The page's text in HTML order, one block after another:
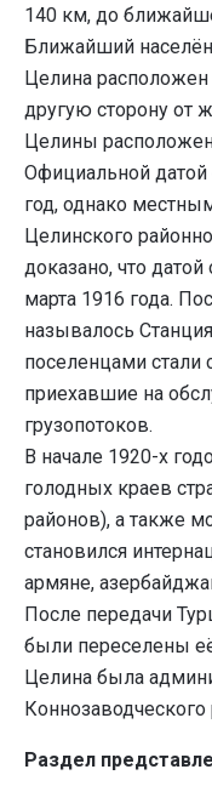
140 км, до
Ближайший
Целина
другую сторону от
Целины
Официальной датой
год, однако
Целинского
доказано, что датой
марта 1916 года.
называлось
поселенцами стали
приехавшие на
грузопотоков.
В начале 1920-х
голодных краев
районов), а также
становился
армяне,
После передачи
были переселены
Целина была
Коннозаводческого
Раздел